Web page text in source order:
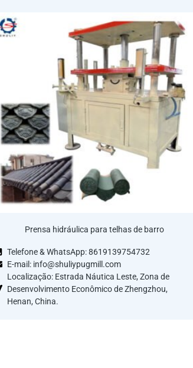
Prensa hidráulica para telhas de barro
Telefone & WhatsApp: 8619139754732
E-mail: info@shuliypugmill.com
Localização: Estrada Náutica Leste, Zona de
Desenvolvimento Econômico de Zhengzhou,
Henan, China.